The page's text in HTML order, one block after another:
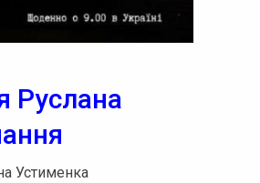
Руслана
Устименка